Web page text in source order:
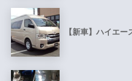
【新車】ハイエ